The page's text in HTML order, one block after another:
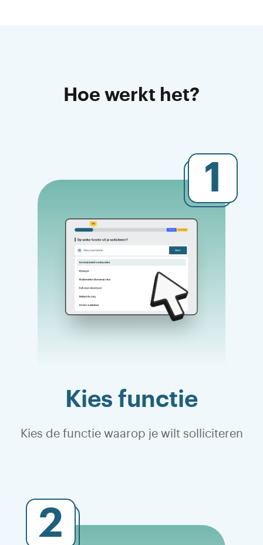
Hoe werkt het?
1
Kies functie
Kies de functie waarop je wilt solliciteren
2